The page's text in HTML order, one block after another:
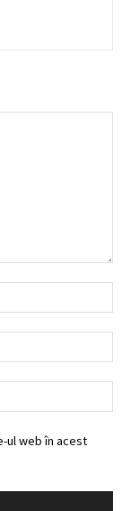
ul web în acest